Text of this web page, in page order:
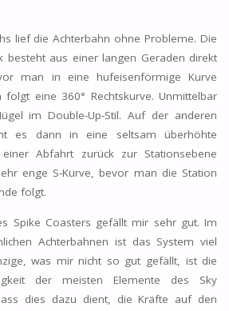
lief die Achterbahn ohne Probleme. Die
besteht aus einer langen Geraden direkt
man in eine hufeisenförmige Kurve
folgt eine 360° Rechtskurve. Unmittelbar
im Double-Up-Stil. Auf der anderen
es dann in eine seltsam überhöhte
einer Abfahrt zurück zur Stationsebene
enge S-Kurve, bevor man die Station
folgt.
Spike Coasters gefällt mir sehr gut. Im
Achterbahnen ist das System viel
was mir nicht so gut gefällt, ist die
der meisten Elemente des Sky
dies dazu dient, die Kräfte auf den